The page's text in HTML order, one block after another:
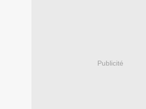
Publicité